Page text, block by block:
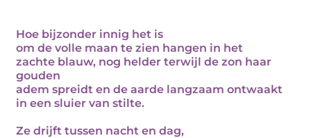
Hoe bijzonder innig het is
om de volle maan te zien hangen in het
zachte blauw, nog helder terwijl de zon haar
gouden
adem spreidt en de aarde langzaam ontwaakt
in een sluier van stilte.
Ze drijft tussen nacht en dag,